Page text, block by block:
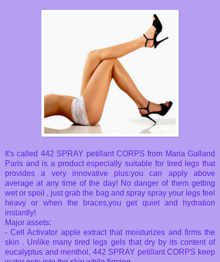
It's called 442 SPRAY petillant CORPS from Maria Galland
Paris and is a product especially suitable for tired legs that
provides a very innovative plus:you can apply above
average at any time of the day! No danger of them getting
wet or spoil , just grab the bag and spray spray your legs feel
heavy or when the braces,you get quiet and hydration
instantly!
Major assets:
- Cell Activator apple extract that moisturizes and firms the
skin . Unlike many tired legs gels that dry by its content of
eucalyptus and menthol, 442 SPRAY petillant CORPS keep